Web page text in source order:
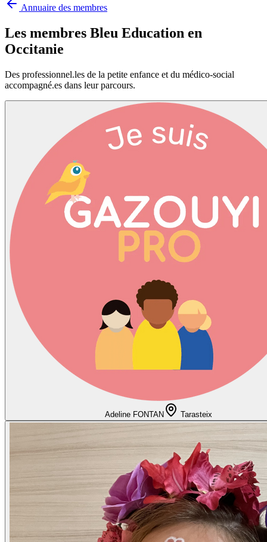
Annuaire des membres
Les membres Bleu Education en
Occitanie
Des professionnel.les de la petite enfance et du médico-social
accompagné.es dans leur parcours.
Adeline FONTAN Tarasteix